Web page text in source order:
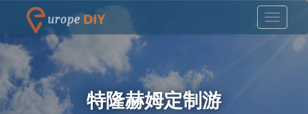
特隆赫姆定制游